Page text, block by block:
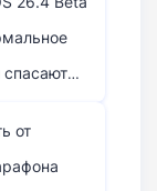
от